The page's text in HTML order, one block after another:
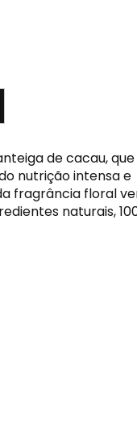
de cacau, que
nutrição intensa e
fragrância floral
naturais,